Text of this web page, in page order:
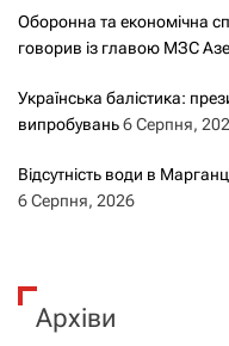
Оборонна та економічна
говорив із главою МЗС
Українська балістика:
випробувань6 Серпня,
Відсутність води в
6 Серпня, 2026
Архіви